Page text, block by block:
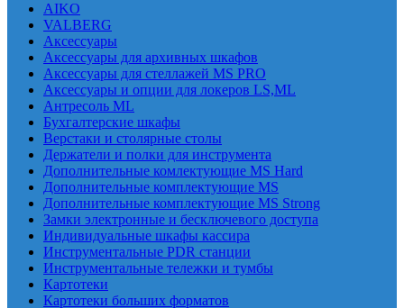
AIKO
VALBERG
Аксессуары
Аксессуары для архивных шкафов
Аксессуары для стеллажей MS PRO
Аксессуары и опции для локеров LS,ML
Антресоль ML
Бухгалтерские шкафы
Верстаки и столярные столы
Держатели и полки для инструмента
Дополнительные комлектующие MS Hard
Дополнительные комплектующие MS
Дополнительные комплектующие MS Strong
Замки электронные и бесключевого доступа
Индивидуальные шкафы кассира
Инструментальные PDR станции
Инструментальные тележки и тумбы
Картотеки
Картотеки больших форматов